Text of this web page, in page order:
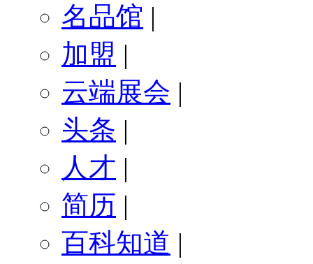
名品馆 |
加盟 |
云端展会 |
头条 |
人才 |
简历 |
百科知道 |